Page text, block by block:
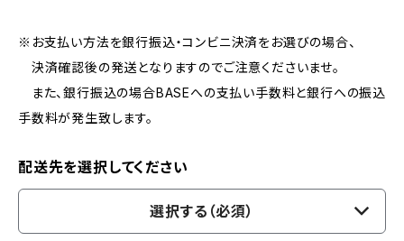
※お支払い方法を銀行振込・コンビニ決済をお選びの場合、
決済確認後の発送となりますのでご注意くださいませ。
また、銀行振込の場合BASEへの支払い手数料と銀行への振込
手数料が発生致します。
配送先を選択してください
選択する（必須）